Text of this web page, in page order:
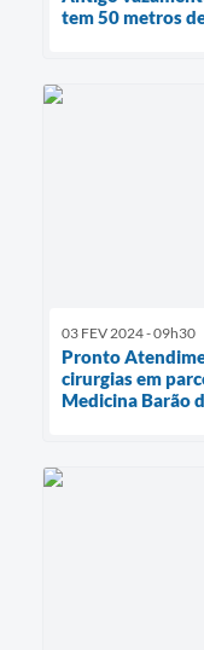
tem 50 metros
03 FEV 2024 - 09h30
Pronto
cirurgias em
Medicina Barão